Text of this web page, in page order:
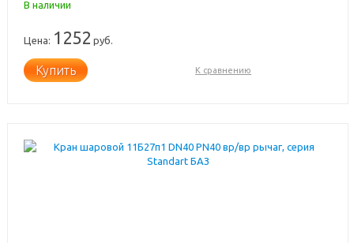
В наличии
Цена: 1252 руб.
Купить К сравнению